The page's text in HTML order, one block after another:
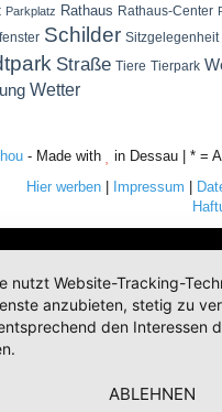
Parkplatz Rathaus Rathaus-Center
Schilder Sitzgelegenheit
Straße Tiere Tierpark
Wetter
- Made with
in Dessau | * =
Hier werben
Impressum
nutzt Website-Tracking-
anzubieten, stetig zu
den Interessen
ABLEHNEN